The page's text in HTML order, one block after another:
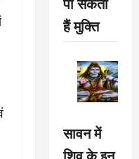
हैं मुक्ति
सावन में
शिव के इन